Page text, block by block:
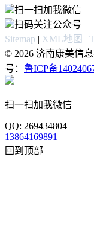
扫一扫加我微信
扫码关注公众号
Sitemap | XML地图 |
© 2026 济南康美信
号： 鲁ICP备
扫一扫加我微信
QQ: 269434804
13864169891
回到顶部